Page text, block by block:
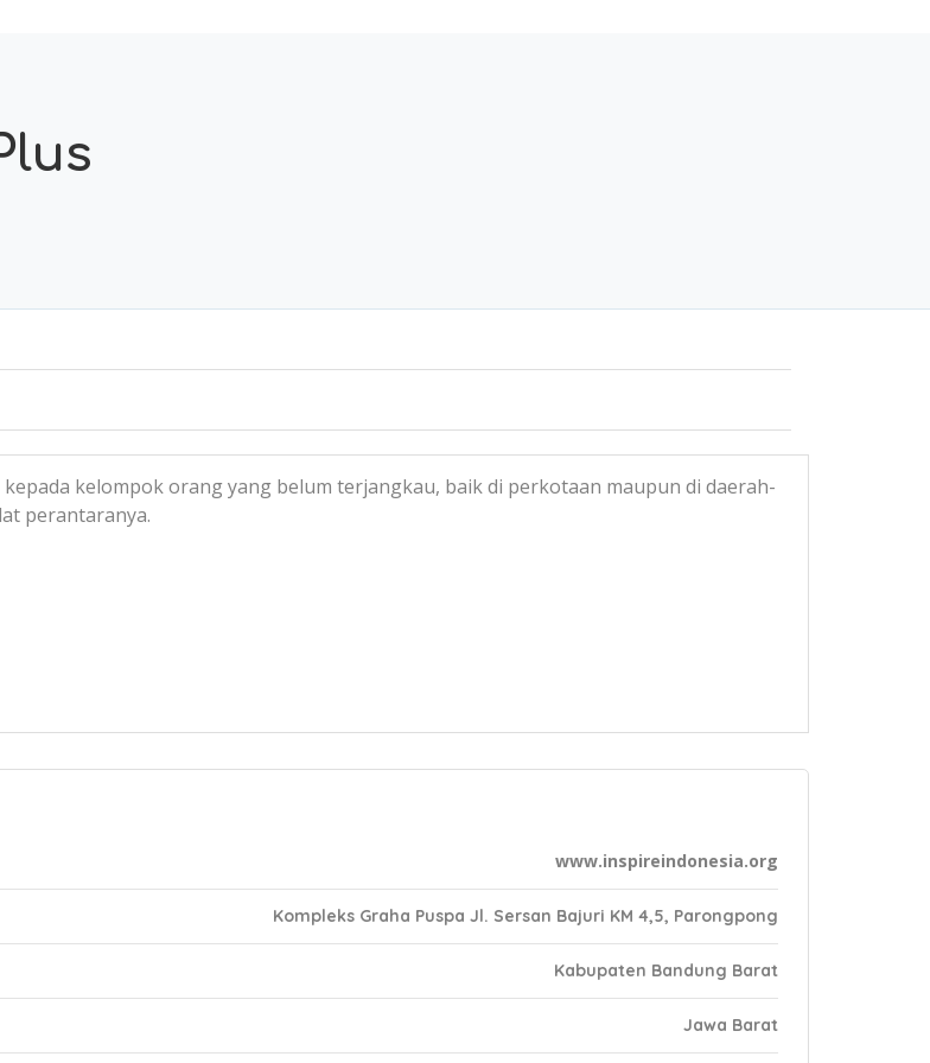
kelompok orang yang belum terjangkau, baik di perkotaan maupun di daerah-
perantaranya.
www.inspireindonesia.org
Kompleks Graha Puspa Jl. Sersan Bajuri KM 4,5, Parongpong
Kabupaten Bandung Barat
Jawa Barat